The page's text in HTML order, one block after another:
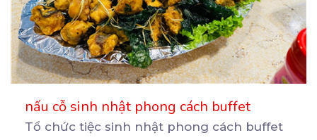
nấu cỗ sinh nhật phong cách buffet
Tổ chức tiệc sinh nhật phong cách buffet